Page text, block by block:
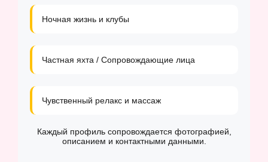
Ночная жизнь и клубы
Частная яхта / Сопровождающие лица
Чувственный релакс и массаж
Каждый профиль сопровождается фотографией,
описанием и контактными данными.